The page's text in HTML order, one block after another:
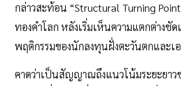
กล่าวสะท้อน “Structural Turning
ทองคำโลก หลังเริ่มเห็นความแตกต่างชัด
พฤติกรรมของนักลงทุนฝั่งตะวันตกและเ
คาดว่าเป็นสัญญาณถึงแนวโน้มระยะยาว